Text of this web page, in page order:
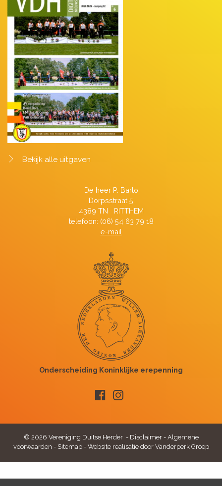
Bekijk alle uitgaven
De heer P. Barto
Dorpsstraat 5
4389 TN RITTHEM
telefoon: (06) 54 63 79 18
e-mail
© 2026 Vereniging Duitse Herder - Disclaimer- Algemene
voorwaarden - Sitemap- Website realisatie door Vanderperk Groep